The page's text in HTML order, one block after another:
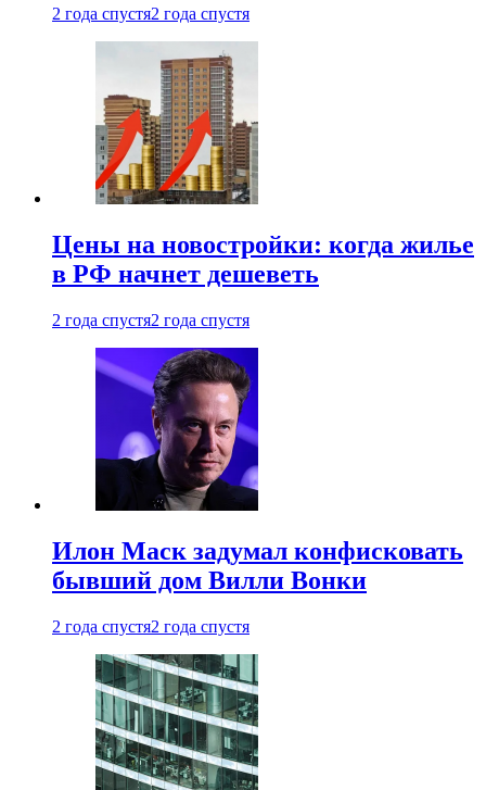
2 года спустя2 года спустя
Цены на новостройки: когда жилье
в РФ начнет дешеветь
2 года спустя2 года спустя
Илон Маск задумал конфисковать
бывший дом Вилли Вонки
2 года спустя2 года спустя